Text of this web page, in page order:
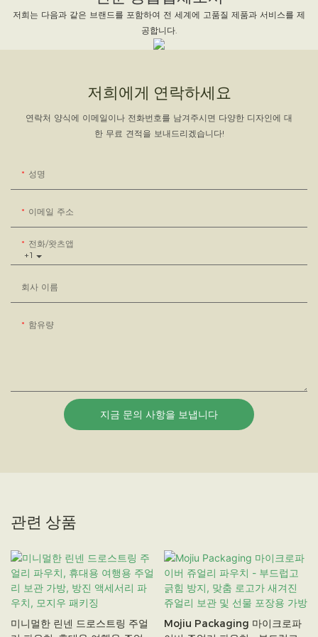
저희는 다음과 같은 브랜드를 포함하여 전 세계에 고품질 제품과 서비스를 제
공합니다.
저희에게 연락하세요
연락처 양식에 이메일이나 전화번호를 남겨주시면 다양한 디자인에 대
한 무료 견적을 보내드리겠습니다!
성명
이메일 주소
+1
전화/왓츠앱
회사 이름
함유량
지금 문의 사항을 보냅니다
관련 상품
미니멀한 린넨 드로스트링 주얼
Mojiu Packaging 마이크로파